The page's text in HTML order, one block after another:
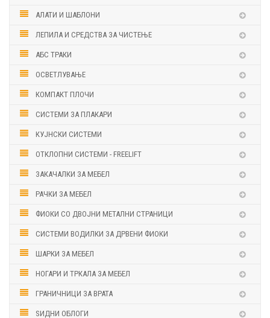
АЛАТИ И ШАБЛОНИ
ЛЕПИЛА И СРЕДСТВА ЗА ЧИСТЕЊЕ
АБС ТРАКИ
ОСВЕТЛУВАЊЕ
КОМПАКТ ПЛОЧИ
СИСТЕМИ ЗА ПЛАКАРИ
КУЈНСКИ СИСТЕМИ
ОТКЛОПНИ СИСТЕМИ - FREELIFT
ЗАКАЧАЛКИ ЗА МЕБЕЛ
РАЧКИ ЗА МЕБЕЛ
ФИОКИ СО ДВОЈНИ МЕТАЛНИ СТРАНИЦИ
СИСТЕМИ ВОДИЛКИ ЗА ДРВЕНИ ФИОКИ
ШАРКИ ЗА МЕБЕЛ
НОГАРИ И ТРКАЛА ЗА МЕБЕЛ
ГРАНИЧНИЦИ ЗА ВРАТА
ЅИДНИ ОБЛОГИ